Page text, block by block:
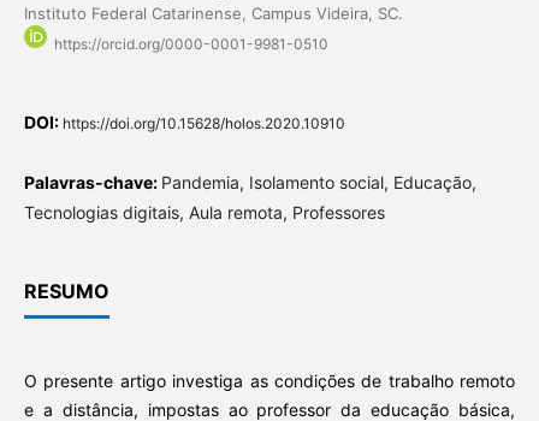
Instituto Federal Catarinense, Campus Videira, SC.
https://orcid.org/0000-0001-9981-0510
DOI: https://doi.org/10.15628/holos.2020.10910
Palavras-chave: Pandemia, Isolamento social, Educação,
Tecnologias digitais, Aula remota, Professores
RESUMO
O presente artigo investiga as condições de trabalho remoto
e a distância, impostas ao professor da educação básica,